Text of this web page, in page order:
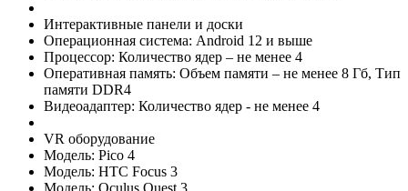
Интерактивные панели и доски
Операционная система: Android 12 и выше
Процессор: Количество ядер – не менее 4
Оперативная память: Объем памяти – не менее 8 Гб, Тип
памяти DDR4
Видеоадаптер: Количество ядер - не менее 4
VR оборудование
Модель: Pico 4
Модель: HTC Focus 3
Модель: Oculus Quest 3